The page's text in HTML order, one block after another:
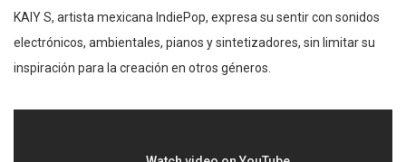
KAIY S, artista mexicana IndiePop, expresa su sentir con sonidos
electrónicos, ambientales, pianos y sintetizadores, sin limitar su
inspiración para la creación en otros géneros.